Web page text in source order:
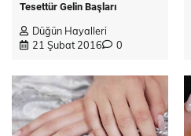
Tesettür Gelin Başları
Düğün Hayalleri
21 Şubat 2016
0